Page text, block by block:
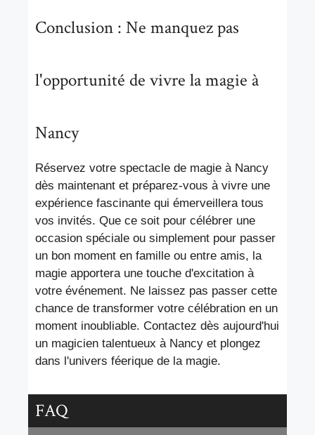
Conclusion : Ne manquez pas
l'opportunité de vivre la magie à
Nancy
Réservez votre spectacle de magie à Nancy
dès maintenant et préparez-vous à vivre une
expérience fascinante qui émerveillera tous
vos invités. Que ce soit pour célébrer une
occasion spéciale ou simplement pour passer
un bon moment en famille ou entre amis, la
magie apportera une touche d'excitation à
votre événement. Ne laissez pas passer cette
chance de transformer votre célébration en un
moment inoubliable. Contactez dès aujourd'hui
un magicien talentueux à Nancy et plongez
dans l'univers féerique de la magie.
FAQ